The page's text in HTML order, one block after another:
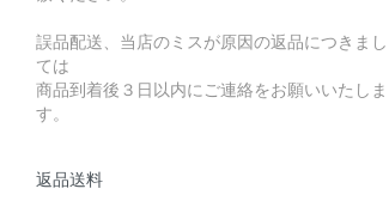
誤品配送、当店のミスが原因の返品につきまし
ては
商品到着後３日以内にご連絡をお願いいたしま
す。
返品送料